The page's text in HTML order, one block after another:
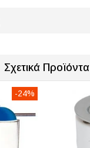
Σχετικά Προϊόντα
-24%